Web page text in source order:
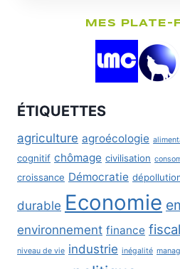
MES PLATE-
ÉTIQUETTES
agriculture agroécologie
cognitif chômage civilisation
croissance Démocratie
durable Economie
environnement finance
niveau de vie industrie inégalité